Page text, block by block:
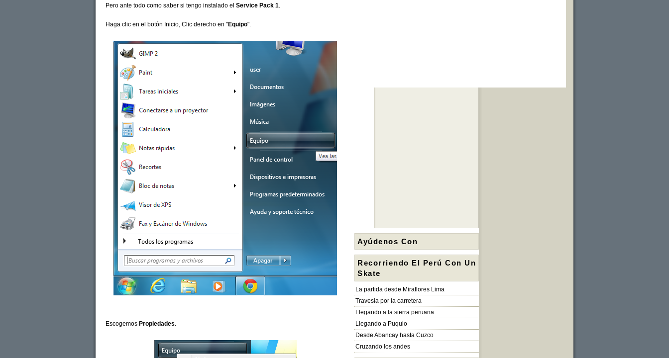
Pero ante todo como saber si tengo instalado el Service Pack 1.
Haga clic en el botón Inicio, Clic derecho en "Equipo".
Escogemos Propiedades.
Ayúdenos Con
Recorriendo El Perú Con Un
Skate
La partida desde Miraflores Lima
Travesia por la carretera
Llegando a la sierra peruana
Llegando a Puquio
Desde Abancay hasta Cuzco
Cruzando los andes